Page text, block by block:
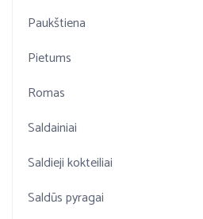
Paukštiena
Pietums
Romas
Saldainiai
Saldieji kokteiliai
Saldūs pyragai